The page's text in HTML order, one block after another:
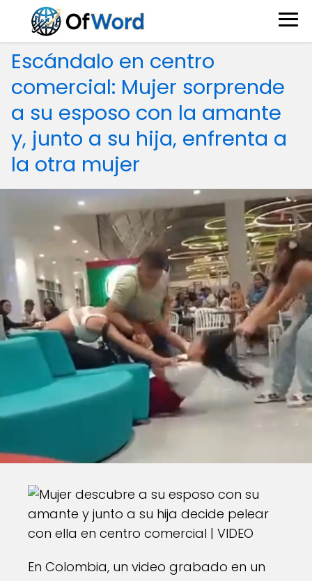
Escándalo en centro
comercial: Mujer sorprende
a su esposo con la amante
y, junto a su hija, enfrenta a
la otra mujer
En Colombia, un video grabado en un